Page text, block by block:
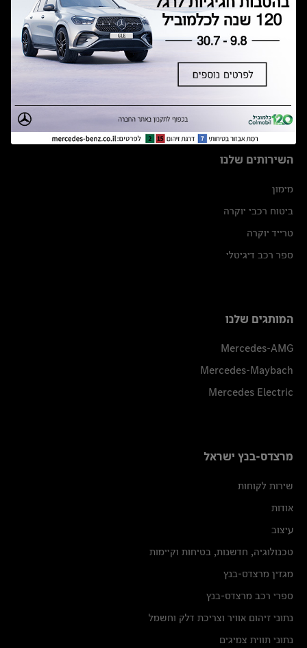
למעלה
השירותים שלנו
מימון
ביטוח רכבי יוקרה
טרייד יוקרה
ספר רכב דיגיטלי
המותגים שלנו
Mercedes-AMG
Mercedes-Maybach
Mercedes Electric
מרצדס-בנץ ישראל
שירות לקוחות
אודות
עיצוב
טכנולוגיה, חדשנות, בטיחות וקיימות
מגזין מרצדס-בנץ
ספרי רכב מרצדס-בנץ
נתוני זיהום אוויר וצריכת דלק וחשמל
נתוני תווית צמיגים